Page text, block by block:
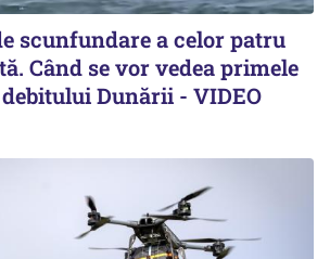
scunfundare a celor patru
Când se vor vedea primele
Dunării - VIDEO